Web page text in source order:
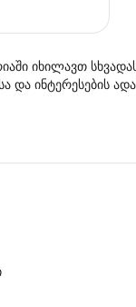
იხილავთ
და ინტერესების